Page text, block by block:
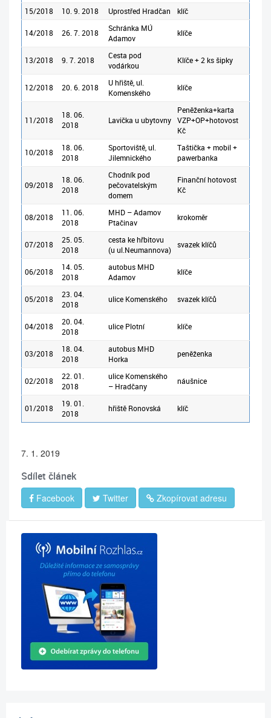
15/2018
10. 9. 2018 Uprostřed Hradčan klíč
14/2018 26. 7. 2018
Schránka MÚ
Adamov
klíče
13/2018 9. 7. 2018
Cesta pod
vodárkou
Klíče + 2 ks šipky
12/2018 20. 6. 2018
U hřiště, ul.
Komenského
klíče
11/2018
18. 06.
2018
Lavička u ubytovny
Peněženka+karta
VZP+OP+hotovost
Kč
10/2018
18. 06.
2018
Sportoviště, ul.
Jilemnického
Taštička + mobil +
pawerbanka
09/2018
18. 06.
2018
Chodník pod
pečovatelským
domem
Finanční hotovost
Kč
08/2018
11. 06.
2018
MHD – Adamov
Ptačinav
krokoměr
07/2018
25. 05.
2018
cesta ke hřbitovu
(u ul.Neumannova)
svazek klíčů
06/2018
14. 05.
2018
autobus MHD
Adamov
klíče
05/2018
23. 04.
2018
ulice Komenského svazek klíčů
04/2018
20. 04.
2018
ulice Plotní klíče
03/2018
18. 04.
2018
autobus MHD
Horka
peněženka
02/2018
22. 01.
2018
ulice Komenského
– Hradčany
náušnice
01/2018
19. 01.
2018
hřiště Ronovská klíč
7. 1. 2019
Sdílet článek
Facebook Twitter Zkopírovat adresu